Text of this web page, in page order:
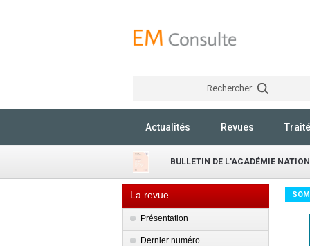
Rechercher
Actualités Revues
BULLETIN DE L'ACADÉMIE
La revue
Présentation
Dernier numéro